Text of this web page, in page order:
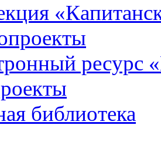
ресурс
библиотека